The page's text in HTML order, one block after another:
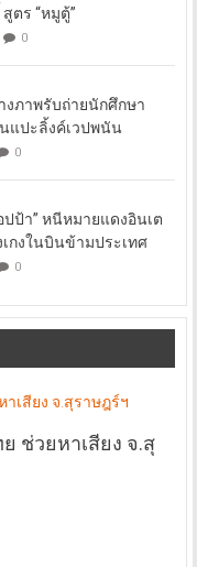
ตร “หมูตู้”
0
งภาพรับถ่ายนักศึกษา
แปะลิ้งค์เวปพนัน
0
ปป้า” หนีหมายแดงอินเต
กงในบินข้ามประเทศ
0
ช่วยหาเสียง จ.สุ